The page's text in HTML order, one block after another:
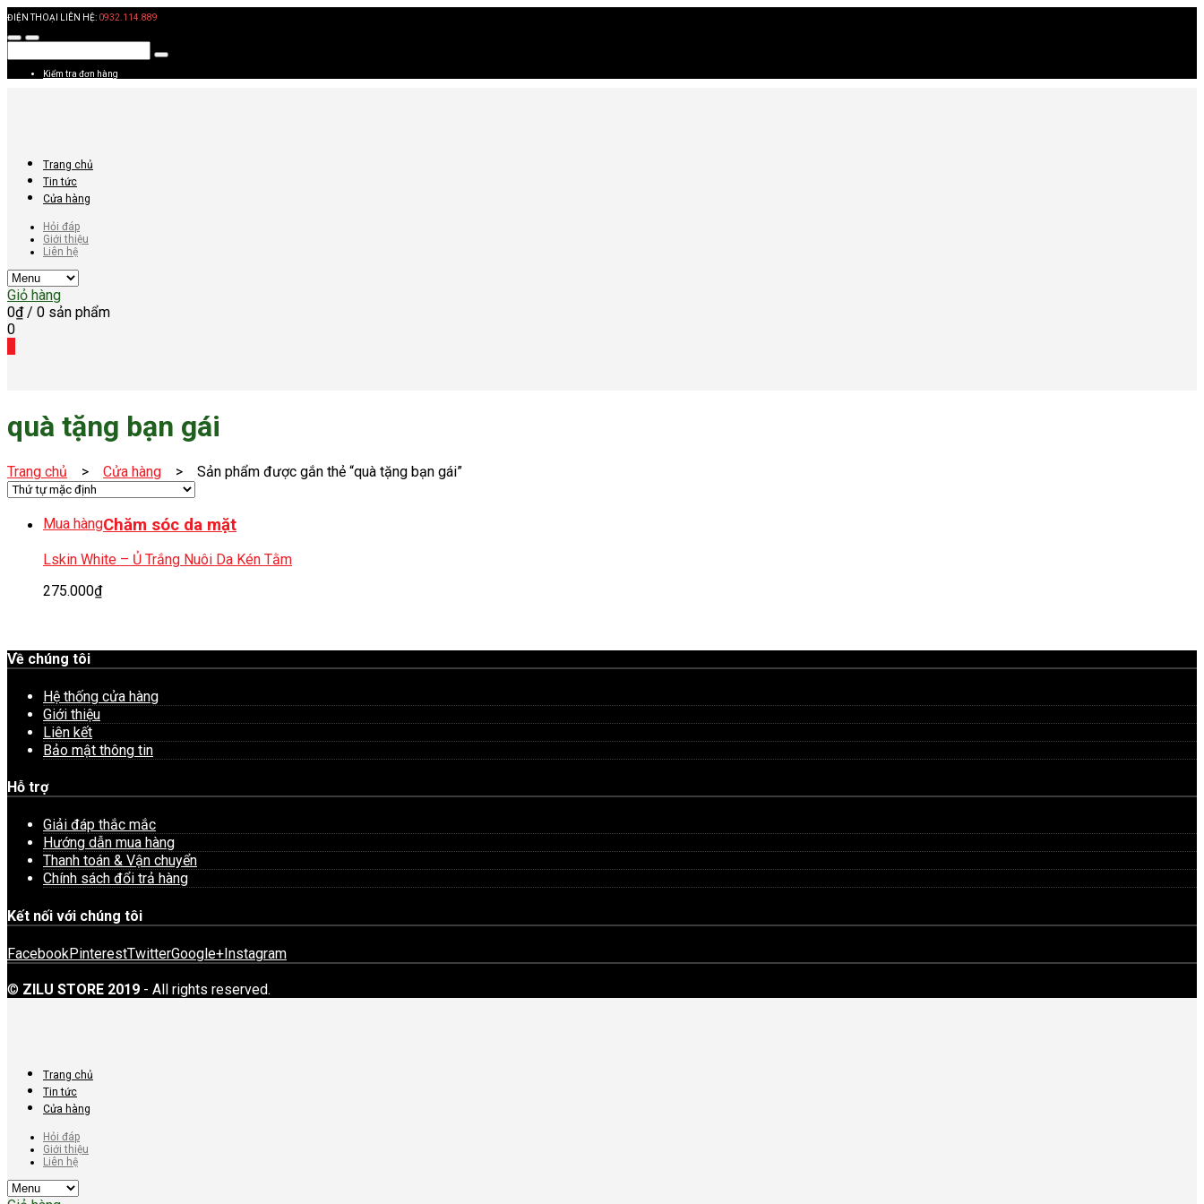
ĐIỆN THOẠI LIÊN HỆ: 0932.114.889
Kiểm tra đơn hàng
Trang chủ
Tin tức
Cửa hàng
Hỏi đáp
Giới thiệu
Liên hệ
Giỏ hàng
0₫ / 0 sản phẩm
0
quà tặng bạn gái
Trang chủ > Cửa hàng > Sản phẩm được gắn thẻ “quà tặng bạn gái”
Mua hàngChăm sóc da mặt
Lskin White – Ủ Trắng Nuôi Da Kén Tằm
275.000₫
Về chúng tôi
Hệ thống cửa hàng
Giới thiệu
Liên kết
Bảo mật thông tin
Hỗ trợ
Giải đáp thắc mắc
Hướng dẫn mua hàng
Thanh toán & Vận chuyển
Chính sách đổi trả hàng
Kết nối với chúng tôi
FacebookPinterestTwitterGoogle+Instagram
© ZILU STORE 2019 - All rights reserved.
Trang chủ
Tin tức
Cửa hàng
Hỏi đáp
Giới thiệu
Liên hệ